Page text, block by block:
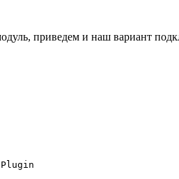
приведем и наш вариант